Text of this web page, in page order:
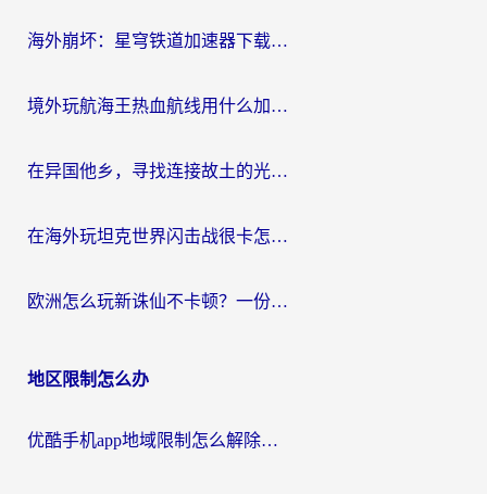
海外崩坏：星穹铁道加速器下载安装：一份给游子的终极网络指南
境外玩航海王热血航线用什么加速器？2026海外玩家实测最优方案（附欧洲问道堡垒前线加速技巧）
在异国他乡，寻找连接故土的光明大陆免费加速器
在海外玩坦克世界闪击战很卡怎么办？老玩家亲测有效的加速器选择指南
欧洲怎么玩新诛仙不卡顿？一份给海外游子的国服游戏畅玩指南
地区限制怎么办
优酷手机app地域限制怎么解除？海外党亲测有效的追剧方案